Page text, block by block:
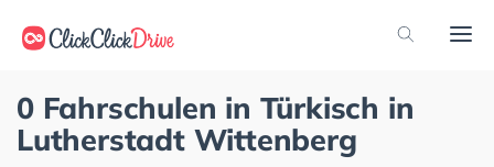
0 Fahrschulen in Türkisch in
Lutherstadt Wittenberg